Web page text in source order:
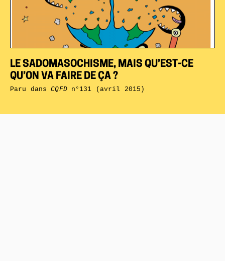
LE SADOMASOCHISME, MAIS QU’EST-CE
QU’ON VA FAIRE DE ÇA ?
Paru dansCQFDn°131 (avril 2015)